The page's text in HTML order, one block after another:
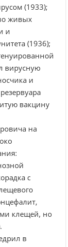
(1933);
живых
и
(1936);
вирусную
и
вакцину
на
с
клещей, но
в